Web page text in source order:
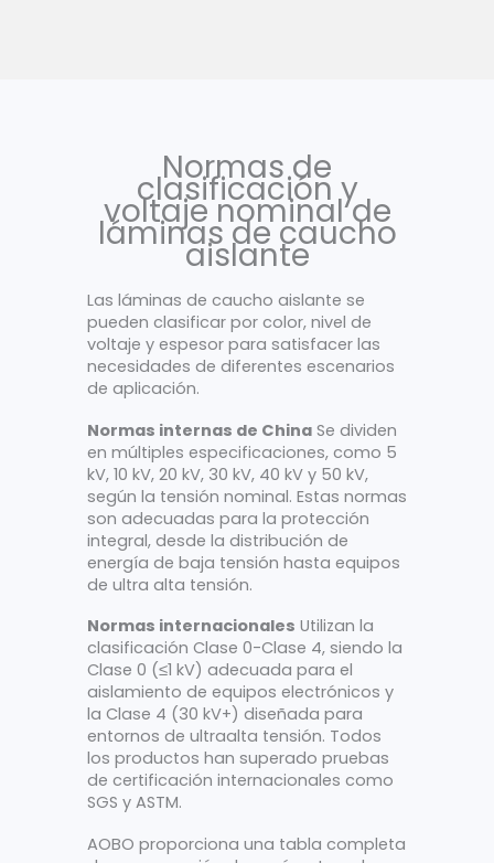
Normas de
clasificación y
voltaje nominal de
láminas de caucho
aislante
Las láminas de caucho aislante se
pueden clasificar por color, nivel de
voltaje y espesor para satisfacer las
necesidades de diferentes escenarios
de aplicación.
Normas internas de China Se dividen
en múltiples especificaciones, como 5
kV, 10 kV, 20 kV, 30 kV, 40 kV y 50 kV,
según la tensión nominal. Estas normas
son adecuadas para la protección
integral, desde la distribución de
energía de baja tensión hasta equipos
de ultra alta tensión.
Normas internacionales Utilizan la
clasificación Clase 0-Clase 4, siendo la
Clase 0 (≤1 kV) adecuada para el
aislamiento de equipos electrónicos y
la Clase 4 (30 kV+) diseñada para
entornos de ultraalta tensión. Todos
los productos han superado pruebas
de certificación internacionales como
SGS y ASTM.
AOBO proporciona una tabla completa